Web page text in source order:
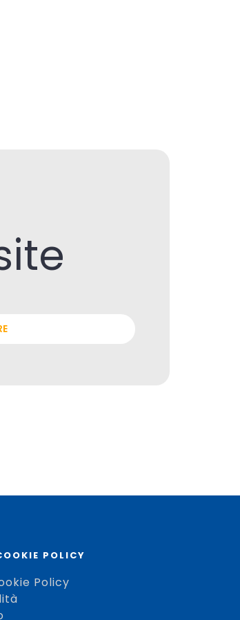
POLICY
Policy